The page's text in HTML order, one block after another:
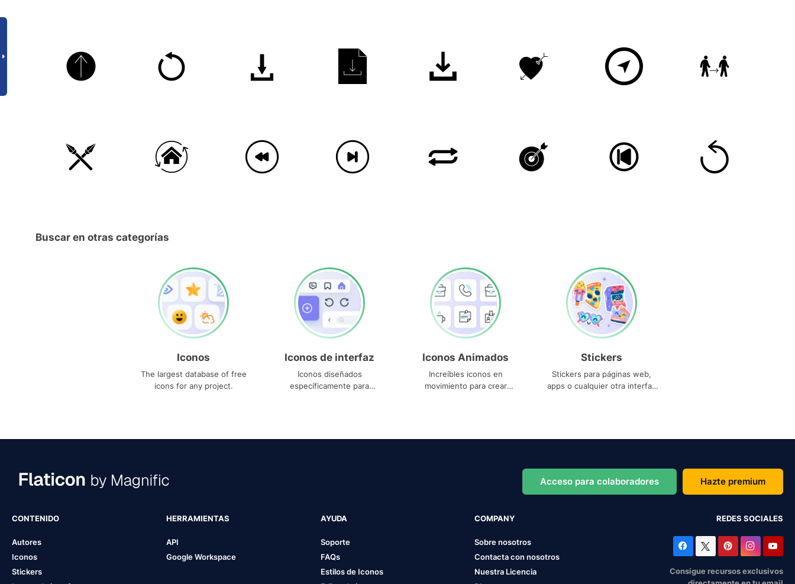
Buscar en otras categorías
Iconos
The largest database of free
icons for any project.
Iconos de interfaz
Iconos diseñados
específicamente para
Iconos Animados
Increíbles iconos en
movimiento para crear
Stickers
Stickers para páginas web,
apps o cualquier otra interfaz
Acceso para colaboradores Hazte premium
CONTENIDO
Autores
Iconos
Stickers
HERRAMIENTAS
API
Google Workspace
AYUDA
Soporte
FAQs
Estilos de Iconos
COMPANY
Sobre nosotros
Contacta con nosotros
Nuestra Licencia
REDES SOCIALES
Consigue recursos exclusivos